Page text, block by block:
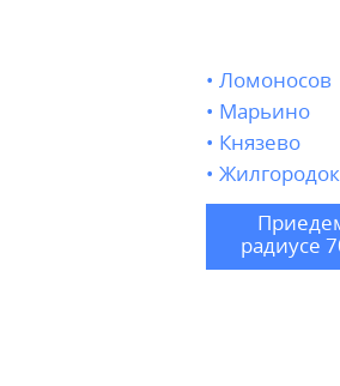
Ломоносов
Марьино
Князево
Жилгородок
радиусе